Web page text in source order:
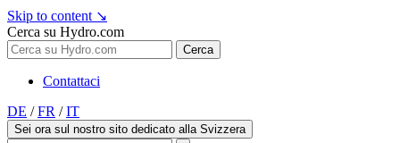
Skip to content ↘
Cerca su Hydro.com
Cerca
Contattaci
DE / FR / IT
Sei ora sul nostro sito dedicato alla Svizzera